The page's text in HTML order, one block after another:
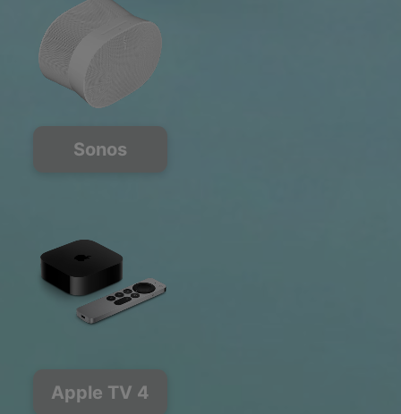
Sonos
Apple TV 4